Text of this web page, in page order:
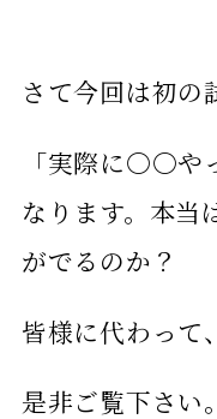
さて今回は初の
「実際に〇〇
なります。本当
がでるのか？
皆様に代わって
是非ご覧下さい。